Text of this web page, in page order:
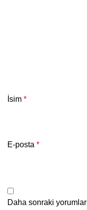
İsim *
E-posta *
Daha sonraki